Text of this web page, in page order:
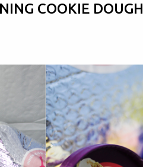
COOKIE DOUGH